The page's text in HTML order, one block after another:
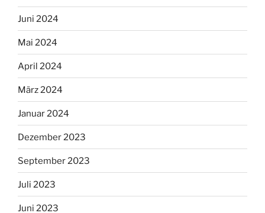
Juni 2024
Mai 2024
April 2024
März 2024
Januar 2024
Dezember 2023
September 2023
Juli 2023
Juni 2023